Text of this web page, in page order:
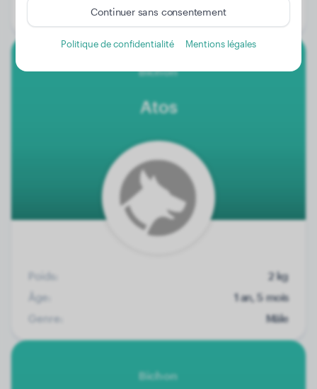
Bichon
Atos
Poids:
2 kg
Âge:
1 an, 5 mois
Genre:
Mâle
Bichon
Continuer sans consentement
Politique de confidentialité Mentions légales